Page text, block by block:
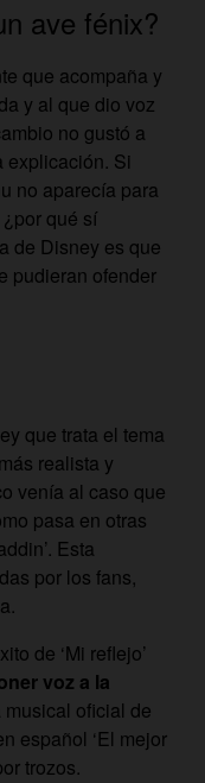
ave fénix?
que acompaña y
y al que dio voz
no gustó a
explicación. Si
no aparecía para
qué sí
de Disney es que
pudieran ofender
que trata el tema
realista y
venía al caso que
pasa en otras
Esta
por los fans,
de ‘Mi reflejo’
voz a la
musical oficial de
español ‘El mejor
trozos.